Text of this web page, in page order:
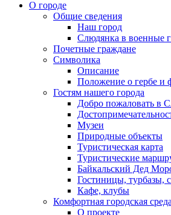
О городе
Общие сведения
Наш город
Слюдянка в военные
Почетные граждане
Символика
Описание
Положение о гербе и
Гостям нашего города
Добро пожаловать в
Музеи
Природные объекты
Туристическая карта
Туристические
Байкальский Дед
Гостиницы, турбазы,
Кафе, клубы
Комфортная городская среда
О проекте